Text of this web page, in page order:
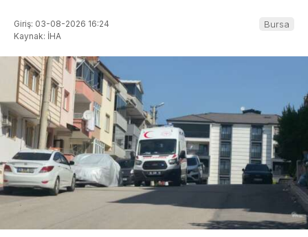
Giriş: 03-08-2026 16:24
Kaynak: İHA
Bursa